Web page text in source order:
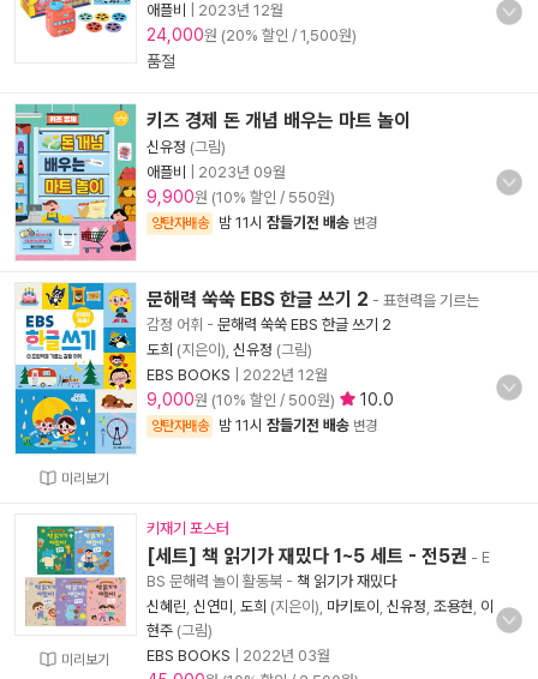
애플비
2023년 12월
24,000원 (20% 할인 / 1,500원)
품절
키즈 경제 돈 개념 배우는 마트 놀이
신유정 (그림)
애플비
2023년 09월
9,900원 (10% 할인 / 550원)
양탄자배송 밤 11시 잠들기전 배송 변경
미리보기
문해력 쑥쑥 EBS 한글 쓰기 2 - 표현력을 기르는
감정 어휘 - 문해력 쑥쑥 EBS 한글 쓰기 2
도희 (지은이), 신유정 (그림)
EBS BOOKS
2022년 12월
9,000원 (10% 할인 / 500원) 10.0
양탄자배송 밤 11시 잠들기전 배송 변경
미리보기
키재기 포스터
[세트] 책 읽기가 재밌다 1~5 세트 - 전5권 - E
BS 문해력 놀이 활동북 - 책 읽기가 재밌다
신혜린 신연미 도희 (지은이), 마키토이 신유정 조용현 이
현주 (그림)
EBS BOOKS
2022년 03월